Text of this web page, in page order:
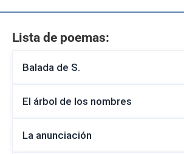
Lista de poemas:
Balada de S.
El árbol de los nombres
La anunciación